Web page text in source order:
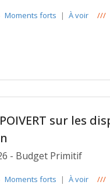
Moments forts | À voir ///
sur les
- Budget Primitif
Moments forts | À voir ///